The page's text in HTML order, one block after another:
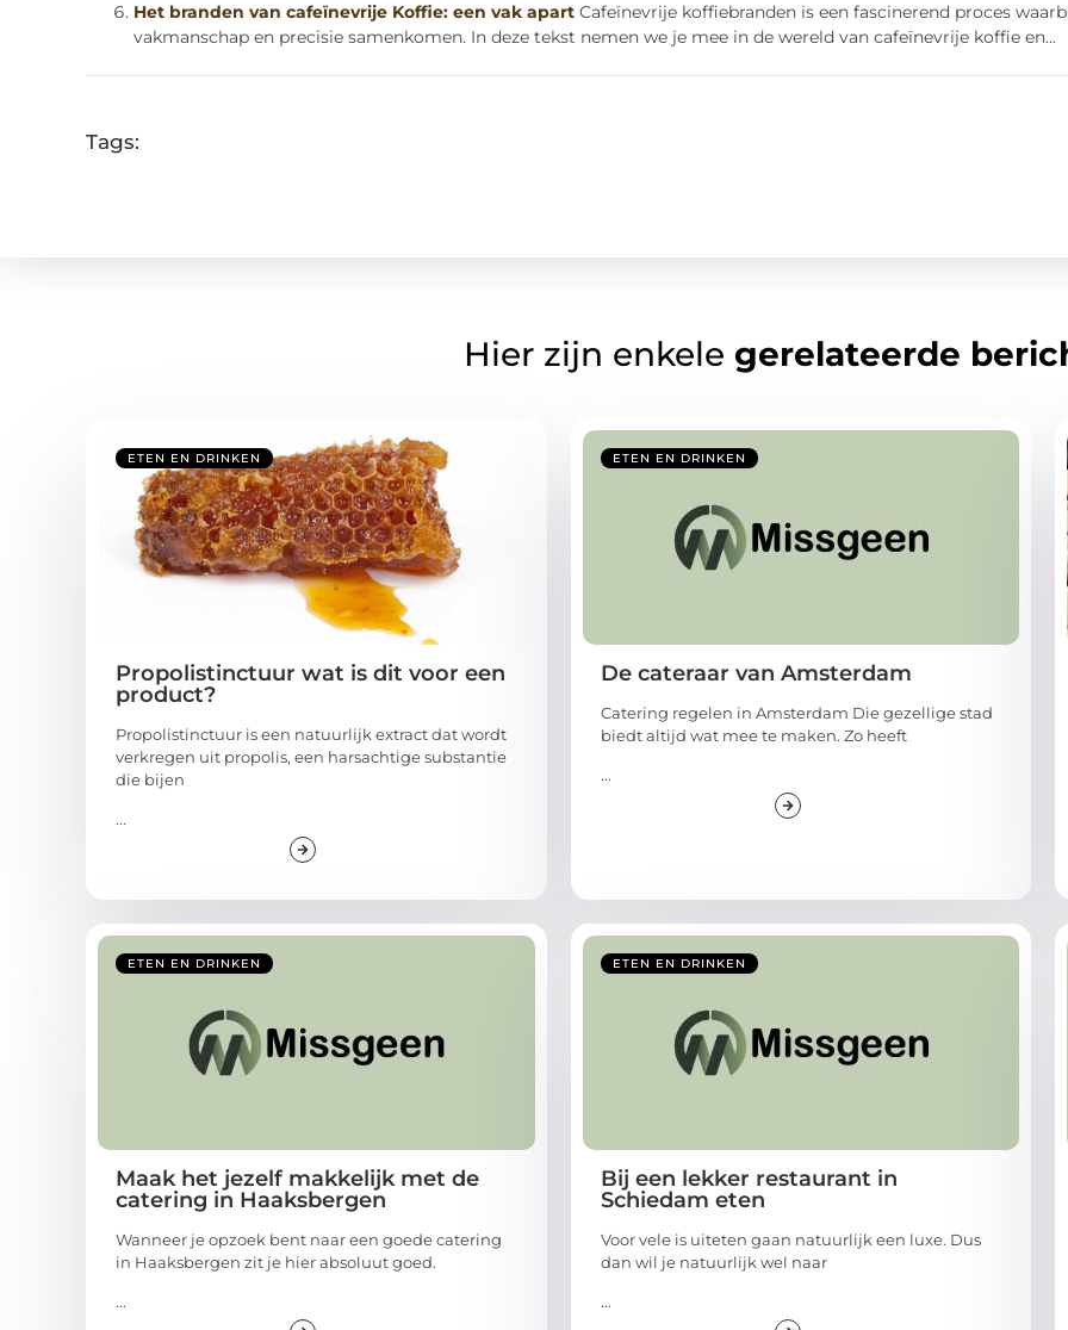
Het branden van cafeïnevrije Koffie: een vak apart Cafeïnevrije koffiebranden is een fascinerend proces
vakmanschap en precisie samenkomen. In deze tekst nemen we je mee in de wereld van cafeïnevrije koffie en...
Tags:
Hier zijn enkele gerelateerde
ETEN EN DRINKEN
Propolistinctuur wat is dit voor een
product?
Propolistinctuur is een natuurlijk extract dat wordt
verkregen uit propolis, een harsachtige substantie
die bijen
...
ETEN EN DRINKEN
De cateraar van Amsterdam
Catering regelen in Amsterdam Die gezellige stad
biedt altijd wat mee te maken. Zo heeft
...
ETEN EN DRINKEN
Maak het jezelf makkelijk met de
catering in Haaksbergen
Wanneer je opzoek bent naar een goede catering
in Haaksbergen zit je hier absoluut goed.
...
ETEN EN DRINKEN
Bij een lekker restaurant in
Schiedam eten
Voor vele is uiteten gaan natuurlijk een luxe. Dus
dan wil je natuurlijk wel naar
...